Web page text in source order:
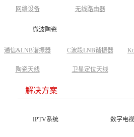
网络设备 无线路由器
微波陶瓷
通信&LNB谐振器 C波段LNB谐振器
陶瓷天线 卫星定位天线
解决方案
IPTV系统 数字电